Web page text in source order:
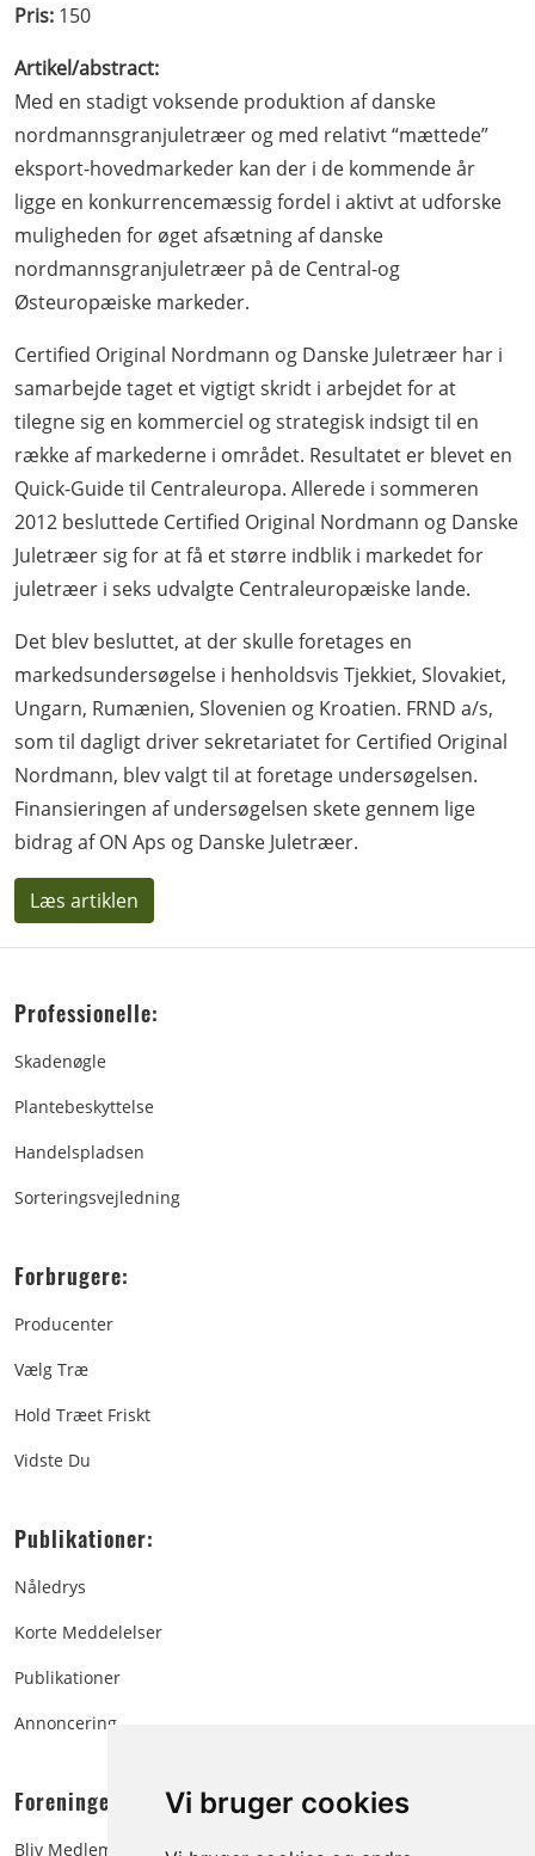
Vi bruger cookies
Pris: 150
Artikel/abstract:
Med en stadigt voksende produktion af danske
nordmannsgranjuletræer og med relativt “mættede”
eksport-hovedmarkeder kan der i de kommende år
ligge en konkurrencemæssig fordel i aktivt at udforske
muligheden for øget afsætning af danske
nordmannsgranjuletræer på de Central-og
Østeuropæiske markeder.
Certified Original Nordmann og Danske Juletræer har i
samarbejde taget et vigtigt skridt i arbejdet for at
tilegne sig en kommerciel og strategisk indsigt til en
række af markederne i området. Resultatet er blevet en
Quick-Guide til Centraleuropa. Allerede i sommeren
2012 besluttede Certified Original Nordmann og Danske
Juletræer sig for at få et større indblik i markedet for
juletræer i seks udvalgte Centraleuropæiske lande.
Det blev besluttet, at der skulle foretages en
markedsundersøgelse i henholdsvis Tjekkiet, Slovakiet,
Ungarn, Rumænien, Slovenien og Kroatien. FRND a/s,
som til dagligt driver sekretariatet for Certified Original
Nordmann, blev valgt til at foretage undersøgelsen.
Finansieringen af undersøgelsen skete gennem lige
bidrag af ON Aps og Danske Juletræer.
Læs artiklen
Professionelle:
Skadenøgle
Plantebeskyttelse
Handelspladsen
Sorteringsvejledning
Forbrugere:
Producenter
Vælg Træ
Hold Træet Friskt
Vidste Du
Publikationer:
Nåledrys
Korte Meddelelser
Publikationer
Annoncering
Foreningen:
Bliv Medlem